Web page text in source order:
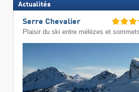
Actualités
Serre Chevalier
Plaisir du ski entre mélèzes et